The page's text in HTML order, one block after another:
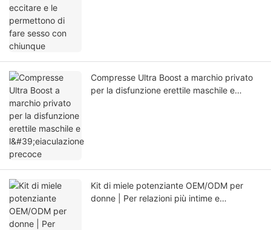
Compresse Ultra Boost a marchio privato
per la disfunzione erettile maschile e
Kit di miele potenziante OEM/ODM per
donne | Per relazioni più intime e